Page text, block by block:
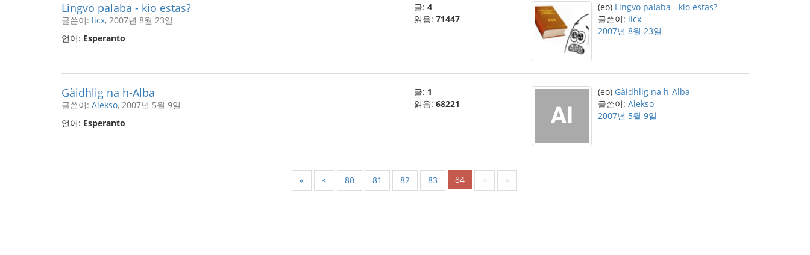
Lingvo palaba - kio estas?
글쓴이: licx, 2007년 8월 23일
언어: Esperanto
글: 4
읽음: 71447
(eo) Lingvo palaba - kio estas?
글쓴이: licx
2007년 8월 23일
Gàidhlig na h-Alba
글쓴이: Alekso, 2007년 5월 9일
언어: Esperanto
글: 1
읽음: 68221
(eo) Gàidhlig na h-Alba
글쓴이: Alekso
2007년 5월 9일
« < 80 81 82 83 84 > »